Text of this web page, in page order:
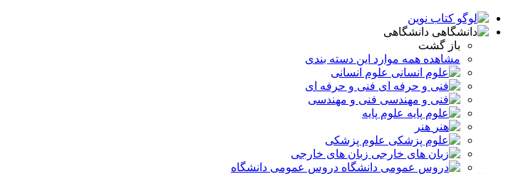
دانشگاهی
باز گشت
مشاهده همه موارد این دسته بندی
علوم انسانی
فنی و حرفه ای
فنی و مهندسی
علوم پایه
هنر
علوم پزشکی
زبان های خارجی
دروس عمومی دانشگاه